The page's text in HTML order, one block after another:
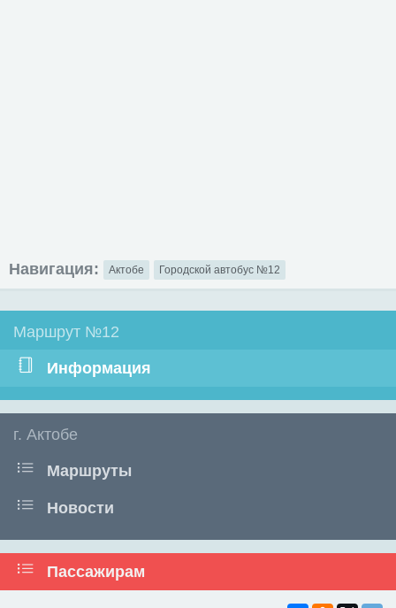
Навигация: Актобе Городской автобус №12
Маршрут №12
Информация
г. Актобе
Маршруты
Новости
Пассажирам